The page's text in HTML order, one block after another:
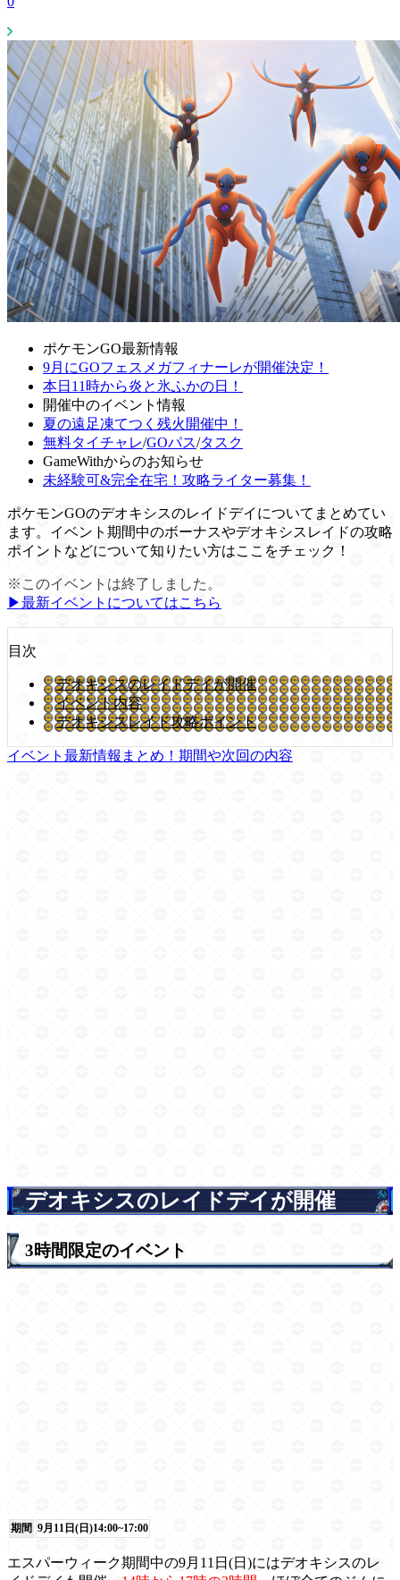
ポケモンGO最新情報
9月にGOフェスメガフィナーレが開催決定！
本日11時から炎と氷ふかの日！
開催中のイベント情報
夏の遠足凍てつく残火開催中！
無料タイチャレ/GOパス/タスク
GameWithからのお知らせ
未経験可&完全在宅！攻略ライター募集！
ポケモンGOのデオキシスのレイドデイについてまとめてい
ます。イベント期間中のボーナスやデオキシスレイドの攻略
ポイントなどについて知りたい方はここをチェック！
※このイベントは終了しました。
▶︎最新イベントについてはこちら
目次
デオキシスのレイドデイが開催
イベント内容
デオキシスレイド攻略ポイント
イベント最新情報まとめ！期間や次回の内容
デオキシスのレイドデイが開催
3時間限定のイベント
期間 9月11日(日)14:00~17:00
エスパーウィーク期間中の9月11日(日)にはデオキシスのレ